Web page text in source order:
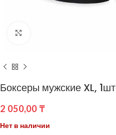
Боксеры мужские XL, 1шт
2 050,00 ₸
Нет в наличии